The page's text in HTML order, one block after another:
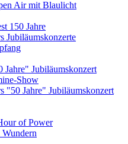
Air mit Blaulicht
150 Jahre
Jubiläumskonzerte
Jahre" Jubiläumskonzert
Show
"50 Jahre" Jubiläumskonzert
of Power
Wundern